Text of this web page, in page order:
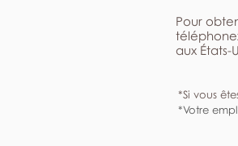
Pour
aux États-
*Si vous
*Votre